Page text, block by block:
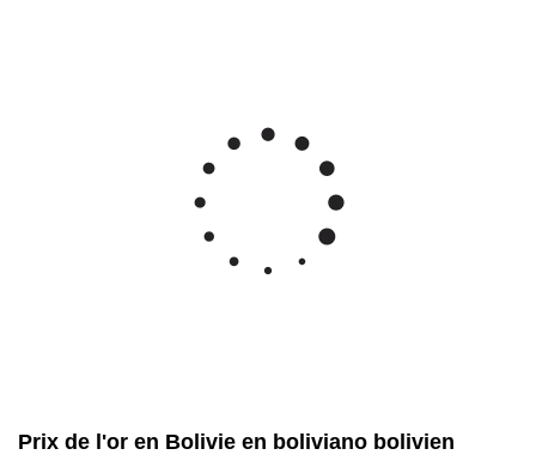
Prix de l'or en Bolivie en boliviano bolivien